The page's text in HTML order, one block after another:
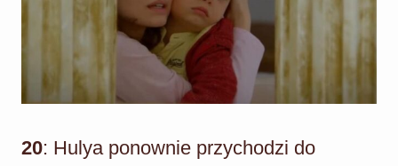
20: Hulya ponownie przychodzi do